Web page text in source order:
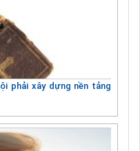
phải xây dựng nền tảng